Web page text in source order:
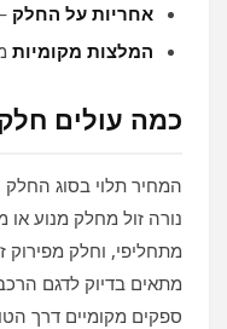
אחריות על החלק
המלצות מקומיות
כמה עולים
המחיר תלוי בסוג
נורה זול מחלק מנוע
מתחליפי, וחלק
מתאים בדיוק לדגם
ספקים מקומיים דרך